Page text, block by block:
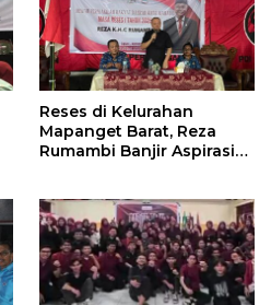
Reses di Kelurahan
Mapanget Barat, Reza
Rumambi Banjir Aspirasi